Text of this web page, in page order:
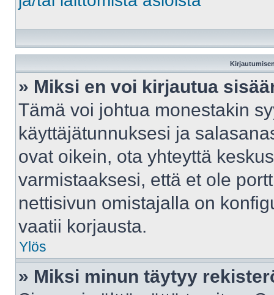
» Miksi en voi kirjautua
Tämä voi johtua monestakin
käyttäjätunnuksesi ja
ovat oikein, ota yhteyttä
varmistaaksesi, että et ole
nettisivun omistajalla on
vaatii korjausta.
Ylös
» Miksi minun täytyy